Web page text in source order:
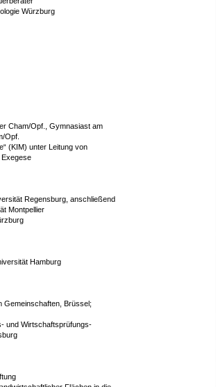
Würzburg
Cham/Opf., Gymnasiast am
Opf.
(KIM) unter Leitung von
Regensburg, anschließend
Montpellier
Hamburg
Gemeinschaften, Brüssel;
und Wirtschaftsprüfungs-